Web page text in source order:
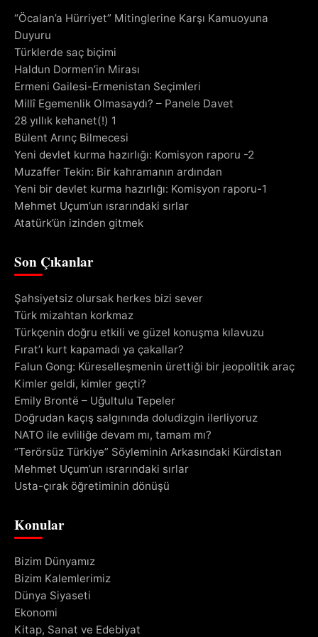
“Öcalan’a Hürriyet” Mitinglerine Karşı Kamuoyuna
Duyuru
Türklerde saç biçimi
Haldun Dormen’in Mirası
Ermeni Gailesi-Ermenistan Seçimleri
Millî Egemenlik Olmasaydı? – Panele Davet
28 yıllık kehanet(!) 1
Bülent Arınç Bilmecesi
Yeni devlet kurma hazırlığı: Komisyon raporu -2
Muzaffer Tekin: Bir kahramanın ardından
Yeni bir devlet kurma hazırlığı: Komisyon raporu-1
Mehmet Uçum’un ısrarındaki sırlar
Atatürk’ün izinden gitmek
Son Çıkanlar
Şahsiyetsiz olursak herkes bizi sever
Türk mizahtan korkmaz
Türkçenin doğru etkili ve güzel konuşma kılavuzu
Fırat’ı kurt kapamadı ya çakallar?
Falun Gong: Küreselleşmenin ürettiği bir jeopolitik araç
Kimler geldi, kimler geçti?
Emily Brontë – Uğultulu Tepeler
Doğrudan kaçış salgınında doludizgin ilerliyoruz
NATO ile evliliğe devam mı, tamam mı?
“Terörsüz Türkiye” Söyleminin Arkasındaki Kürdistan
Mehmet Uçum’un ısrarındaki sırlar
Usta-çırak öğretiminin dönüşü
Konular
Bizim Dünyamız
Bizim Kalemlerimiz
Dünya Siyaseti
Ekonomi
Kitap, Sanat ve Edebiyat